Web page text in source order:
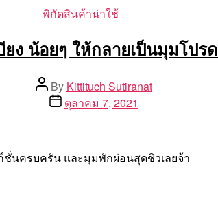
Categories
พิกัดสินค้าน่าใช้
ยง น้อยๆ ให้กลายเป็นมุมโปรด
Post
author
By Kittituch Sutiranat
Postตุลาคม 7, 2021
ชั่นครบครัน และมุมพักผ่อนสุดชิวเลยจ้า